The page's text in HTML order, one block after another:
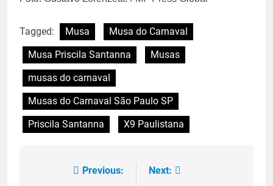
Tagged: Musa
Musa do Carnaval
Musa Priscila Santanna
Musas
musas do carnaval
Musas do Carnaval São Paulo SP
Priscila Santanna
X9 Paulistana
Navegação
Previous:
Next: